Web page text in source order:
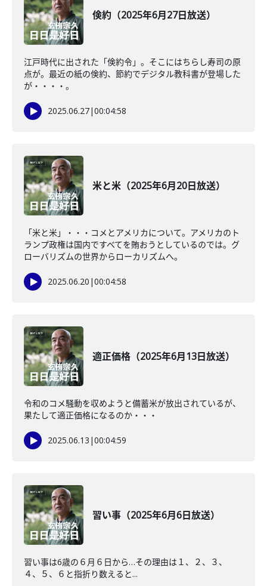
倹約（2025年6月27日放送）
江戸時代に出された「倹約令」。そこにはちらし寿司の原
点が。最近の紙の倹約、節約でデジタル教科書が登場した
が・・・・。
2025.06.27|00:04:58
米と米（2025年6月20日放送）
「米と米」・・・コメとアメリカについて。アメリカのト
ランプ政権は国内ですべてを賄おうとしているのでは。グ
ローバリズムの世界からローカリズムへ。
2025.06.20 |00:04:58
適正価格（2025年6月13日放送）
令和のコメ騒動を収めようと備蓄米が放出されているが、
果たして適正価格になるのか・・・
2025.06.13 |00:04:59
習い事（2025年6月6日放送）
習い事は6歳の６月６日から…その理由は１、２、３、
４、５、６と指折り数えると...